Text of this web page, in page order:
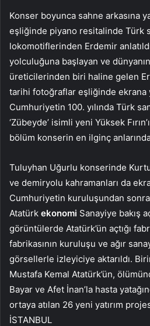
Konser boyunca sahne arkasına
eşliğinde piyano resitalinde Türk
lokomotiflerinden Erdemir
yolculuğuna başlayan ve
üreticilerinden biri haline gelen
tarihi fotoğraflar eşliğinde ekrana
Cumhuriyetin 100. yılında Türk
‘Zübeyde’ isimli yeni Yüksek
bölüm konserin en ilginç
Tuluyhan Uğurlu konserinde
ve demiryolu kahramanları da
Cumhuriyetin kuruluşundan
Atatürk ekonomi Sanayiye bakış
görüntülerde Atatürk’ün açtığı
fabrikasının kuruluşu ve ağır
görsellerle izleyiciye aktarıldı.
Mustafa Kemal Atatürk’ün,
Bayar ve Afet İnan’la hasta
ortaya atılan 26 yeni yatırım
İSTANBUL